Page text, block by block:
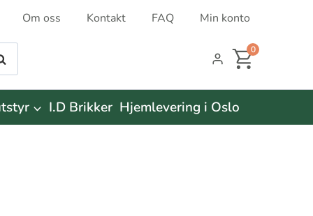
Om oss Kontakt FAQ Min konto
0
I.D Brikker Hjemlevering i Oslo